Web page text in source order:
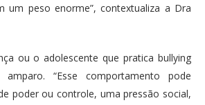
um peso enorme”, contextualiza a Dra
ou o adolescente que pratica bullying
“Esse comportamento pode
poder ou controle, uma pressão social,